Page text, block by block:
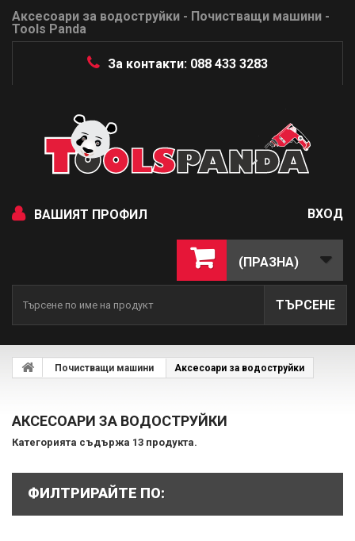
Аксесоари за водоструйки - Почистващи машини -
Tools Panda
За контакти: 088 433 3283
ВАШИЯТ ПРОФИЛ ВХОД
(ПРАЗНА)
ТЪРСЕНЕ
Почистващи машини Аксесоари за водоструйки
АКСЕСОАРИ ЗА ВОДОСТРУЙКИ
Категорията съдържа 13 продукта.
ФИЛТРИРАЙТЕ ПО: